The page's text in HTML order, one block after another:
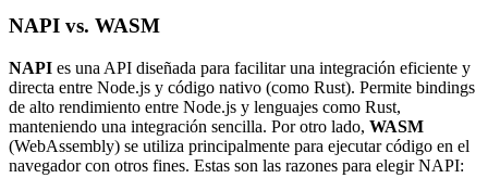
NAPI vs. WASM
NAPI es una API diseñada para facilitar una integración eficiente y
directa entre Node.js y código nativo (como Rust). Permite bindings
de alto rendimiento entre Node.js y lenguajes como Rust,
manteniendo una integración sencilla. Por otro lado, WASM
(WebAssembly) se utiliza principalmente para ejecutar código en el
navegador con otros fines. Estas son las razones para elegir NAPI: